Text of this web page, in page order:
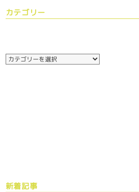
カテゴリー
新着記事